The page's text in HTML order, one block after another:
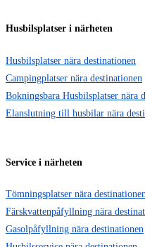
Husbilsplatser i närheten
Husbilsplatser nära destinationen
Campingplatser nära destinationen
Bokningsbara Husbilsplatser nära
Elanslutning till husbilar nära
Service i närheten
Tömningsplatser nära
Färskvattenpåfyllning nära
Gasolpåfyllning nära destinationen